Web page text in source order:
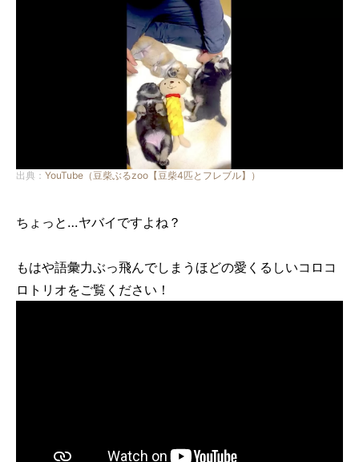
出典： YouTube（豆柴ぶるzoo【豆柴4匹とフレブル】）
ちょっと…ヤバイですよね？
もはや語彙力ぶっ飛んでしまうほどの愛くるしいコロコ
ロトリオをご覧ください！